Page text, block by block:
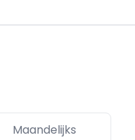
Maandelijks